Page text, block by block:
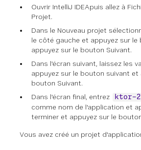
Ouvrir IntelliJ IDEApuis allez à
Projet.
Dans le Nouveau projet
le côté gauche et appuyez sur le
appuyez sur le bouton Suivant.
Dans l'écran suivant, laissez les
appuyez sur le bouton suivant et
bouton Suivant.
Dans l'écran final, entrez
ktor-
comme nom de l'application et
terminer et appuyez sur le
Vous avez créé un projet